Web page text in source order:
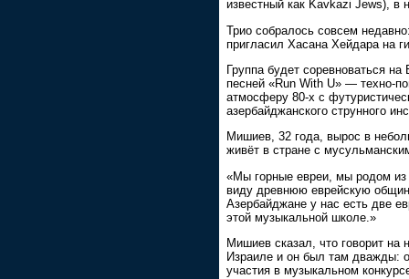
известный как Kavkazi Jews), в
Трио собралось совсем
пригласил Хасана Хейдара на
Группа будет соревноваться
песней «Run With U» — техно-
атмосферу 80-х с
азербайджанского струнного
Мишиев, 32 года, вырос в
живёт в стране с
«Мы горные евреи, мы родом
виду древнюю еврейскую
Азербайджане у нас есть две
этой музыкальной школе.»
Мишиев сказал, что говорит на
Израиле и он был там дважды:
участия в музыкальном